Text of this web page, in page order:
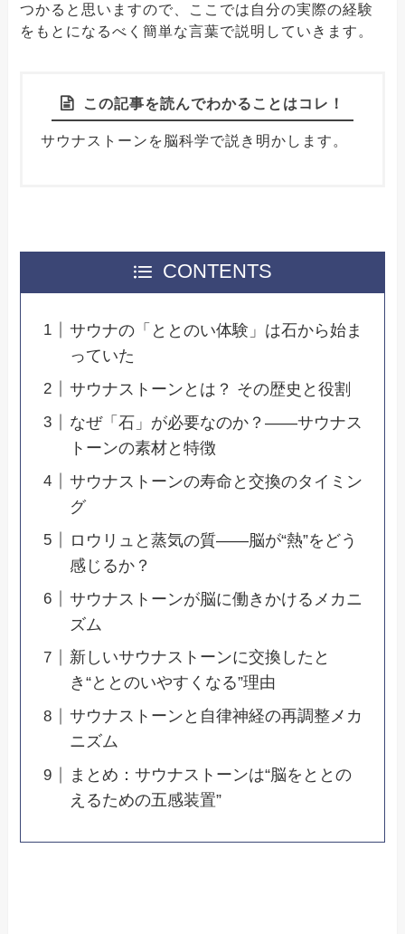
つかると思いますので、ここでは自分の実際の経験
をもとになるべく簡単な言葉で説明していきます。
この記事を読んでわかることはコレ！
サウナストーンを脳科学で説き明かします。
CONTENTS
サウナの「ととのい体験」は石から始ま
っていた
サウナストーンとは？ その歴史と役割
なぜ「石」が必要なのか？――サウナス
トーンの素材と特徴
サウナストーンの寿命と交換のタイミン
グ
ロウリュと蒸気の質――脳が“熱”をどう
感じるか？
サウナストーンが脳に働きかけるメカニ
ズム
新しいサウナストーンに交換したと
き“ととのいやすくなる”理由
サウナストーンと自律神経の再調整メカ
ニズム
まとめ：サウナストーンは“脳をととの
えるための五感装置”